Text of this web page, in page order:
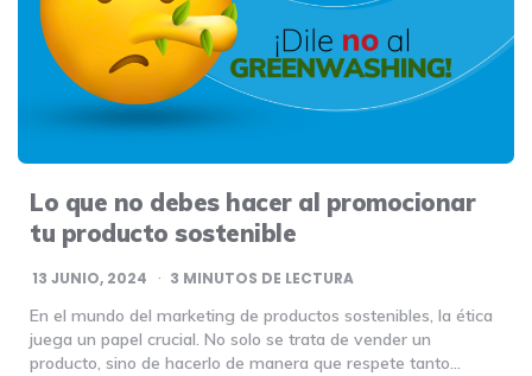
Lo que no debes hacer al promocionar
tu producto sostenible
13 JUNIO, 2024 3 MINUTOS DE LECTURA
En el mundo del marketing de productos sostenibles, la ética
juega un papel crucial. No solo se trata de vender un
producto, sino de hacerlo de manera que respete tanto…